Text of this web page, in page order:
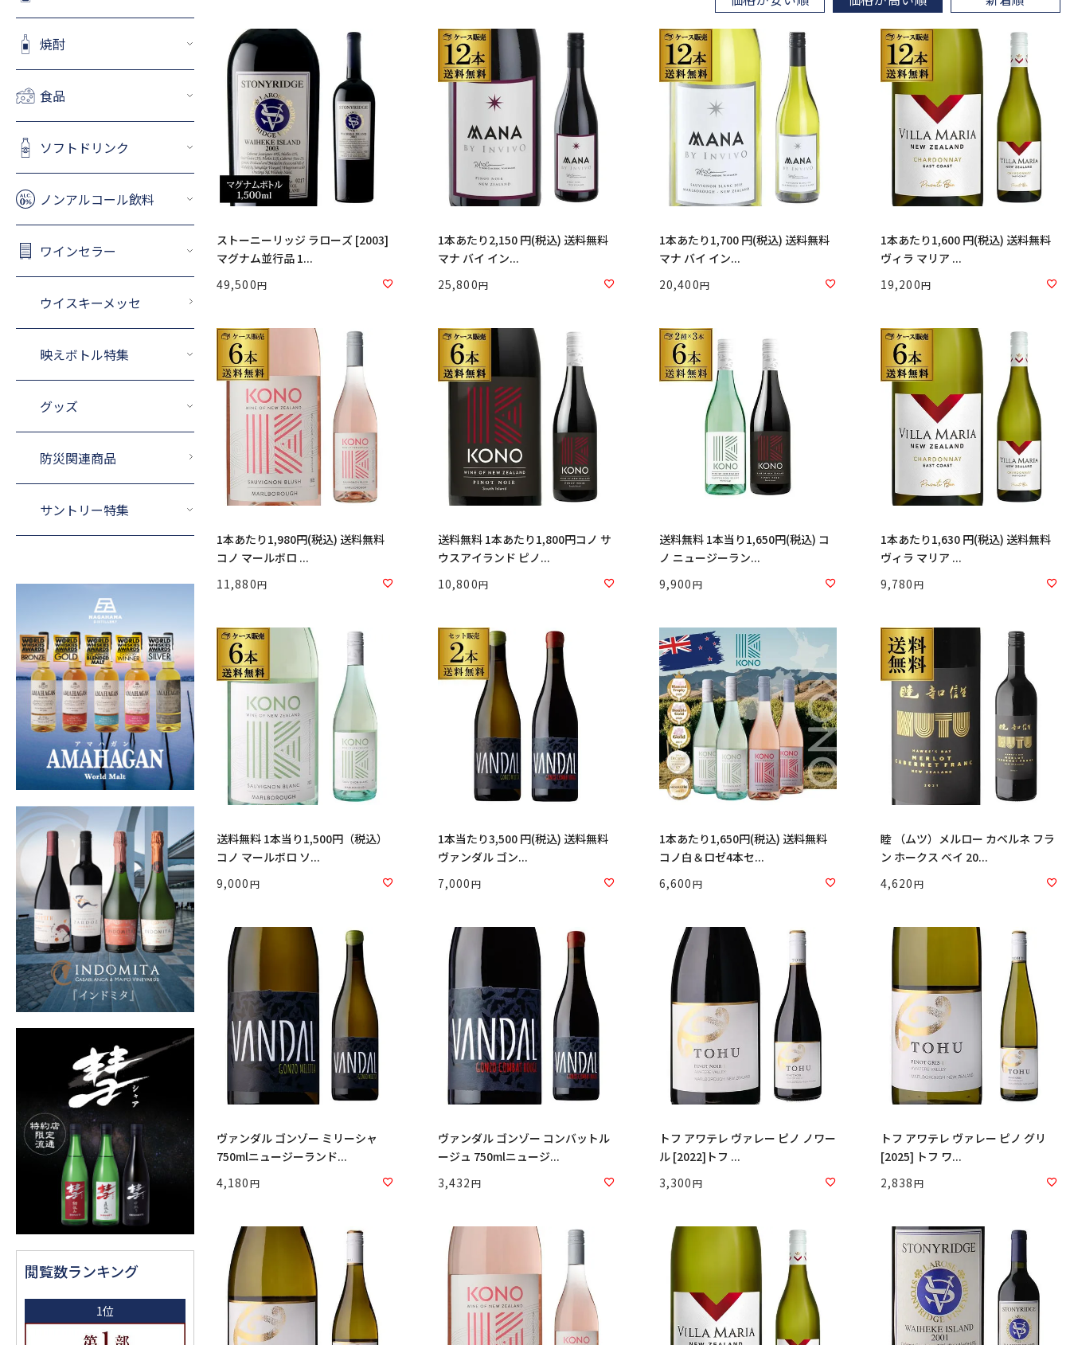
焼酎
食品
ソフトドリンク
ノンアルコール飲料
ワインセラー
ウイスキーメッセ
映えボトル特集
グッズ
防災関連商品
サントリー特集
閲覧数ランキング
1位
ストーニーリッジ ラローズ [2003]
マグナム並行品 1...
49,500
1本あたり2,150 円(税込) 送料無料
マナ バイ イン...
25,800
1本あたり1,700 円(税込) 送料無料
マナ バイ イン...
20,400
1本あたり1,600 円(税込) 送料無料
ヴィラ マリア ...
19,200
1本あたり1,980円(税込) 送料無料
コノ マールボロ ...
11,880
送料無料 1本あたり1,800円コノ サ
ウスアイランド ピノ...
10,800
送料無料 1本当り1,650円(税込) コ
ノ ニュージーラン...
9,900
1本あたり1,630 円(税込) 送料無料
ヴィラ マリア ...
9,780
送料無料 1本当り1,500円（税込）
コノ マールボロ ソ...
9,000
1本当たり3,500 円(税込) 送料無料
ヴァンダル ゴン...
7,000
1本あたり1,650円(税込) 送料無料
コノ白＆ロゼ4本セ...
6,600
睦 （ムツ）メルロー カベルネ フラ
ン ホークス ベイ 20...
4,620
ヴァンダル ゴンゾー ミリーシャ
750mlニュージーランド...
4,180
ヴァンダル ゴンゾー コンバットル
ージュ 750mlニュージ...
3,432
トフ アワテレ ヴァレー ピノ ノワー
ル [2022]トフ ...
3,300
トフ アワテレ ヴァレー ピノ グリ
[2025] トフ ワ...
2,838